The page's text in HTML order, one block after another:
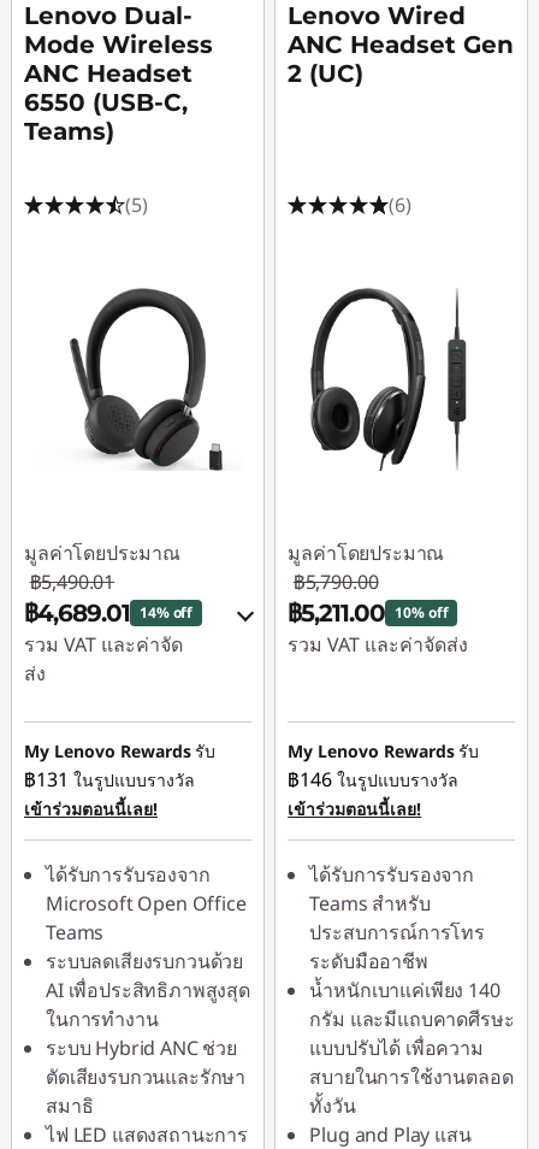
Lenovo Dual-
Mode Wireless
ANC Headset
6550 (USB-C,
Teams)
(5)
มูลค่าโดยประมาณ
฿5,490.01
฿4,689.01 14% off
รวม VAT และค่าจัด
ส่ง
ประหยัดทันที :-
฿549.00
หรือ
eCoupon :
*Savings cannot be
combined
ใช้ eCoupon :
88SALETH
My Lenovo Rewardsรับ
฿131 ในรูปแบบรางวัล
เข้าร่วมตอนนี้เลย!
ได้รับการรับรองจาก
Microsoft Open Office
Teams
ระบบลดเสียงรบกวนด้วย
AI เพื่อประสิทธิภาพสูงสุด
ในการทำงาน
ระบบ Hybrid ANC ช่วย
ตัดเสียงรบกวนและรักษา
สมาธิ
ไฟ LED แสดงสถานะการ
Lenovo Wired
ANC Headset Gen
2 (UC)
(6)
มูลค่าโดยประมาณ
฿5,790.00
฿5,211.00 10% off
รวม VAT และค่าจัดส่ง
฿579.00
My Lenovo Rewardsรับ
฿146 ในรูปแบบรางวัล
เข้าร่วมตอนนี้เลย!
ได้รับการรับรองจาก
Teams สำหรับ
ประสบการณ์การโทร
ระดับมืออาชีพ
น้ำหนักเบาแค่เพียง 140
กรัม และมีแถบคาดศีรษะ
แบบปรับได้ เพื่อความ
สบายในการใช้งานตลอด
ทั้งวัน
Plug and Play แสน